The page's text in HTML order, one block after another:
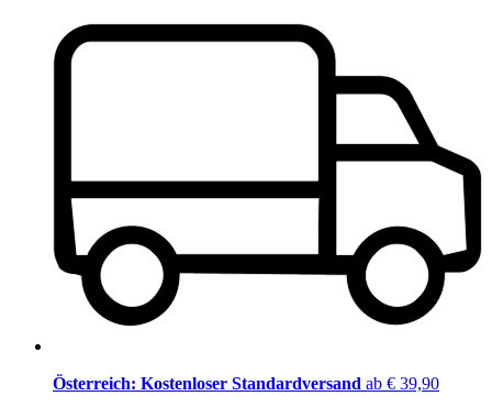
Österreich: Kostenloser Standardversand ab € 39,90